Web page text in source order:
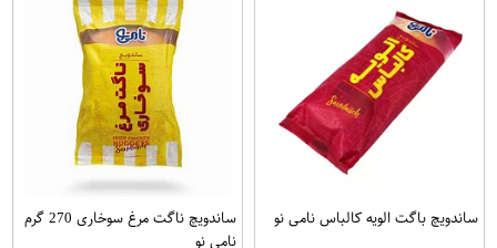
ساندویچ باگت الویه کالباس نامی نو
ساندویچ ناگت مرغ سوخاری 270 گرم
نامی نو